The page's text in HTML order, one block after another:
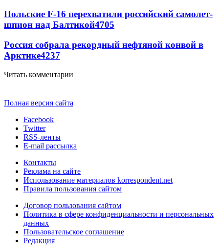
Польские F-16 перехватили российский самолет-
шпион над Балтикой4705
Россия собрала рекордный нефтяной конвой в
Арктике4237
Читать комментарии
Полная версия сайта
Facebook
Twitter
RSS-ленты
E-mail рассылка
Контакты
Реклама на сайте
Использование материалов korrespondent.net
Правила пользования сайтом
Договор пользования сайтом
Политика в сфере конфиденциальности и персональных
данных
Пользовательское соглашение
Редакция